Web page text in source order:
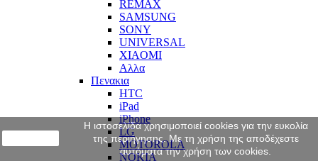
REMAX
SAMSUNG
SONY
UNIVERSAL
XIAOMI
Αλλα
Πενακια
HTC
iPad
iPhone
LG
MOTOROLA
NOKIA
Η ιστοσελίδα χρησιμοποιεί cookies για την ευκολία
της περιήγησης. Με τη χρήση της αποδέχεστε
αυτόματα την χρήση των cookies.